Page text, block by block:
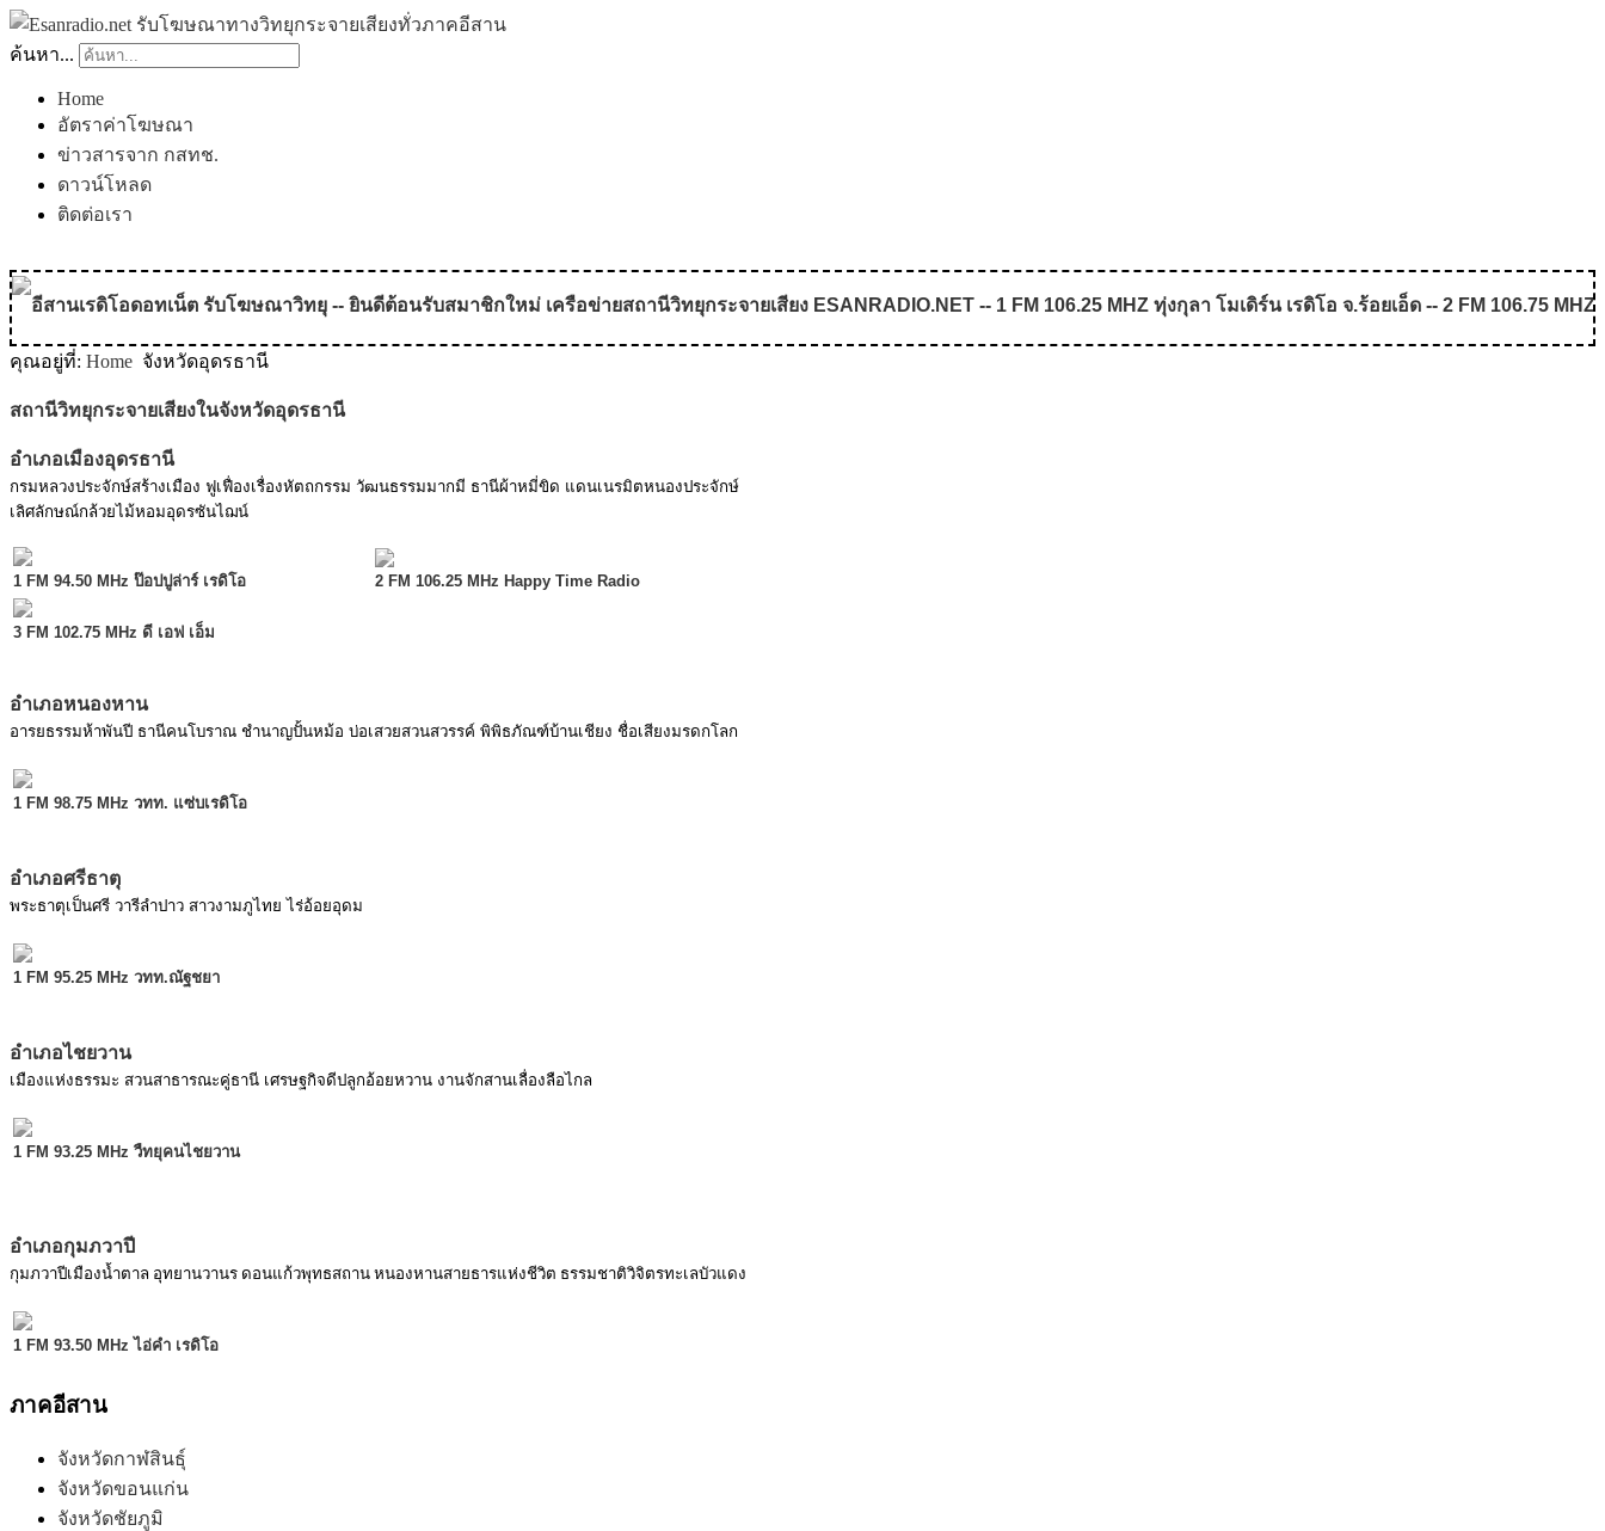
ค้นหา...
Home
อัตราค่าโฆษณา
ข่าวสารจาก กสทช.
ดาวน์โหลด
ติดต่อเรา
อีสานเรดิโอดอทเน็ต รับโฆษณาวิทยุ -- ยินดีต้อนรับสมาชิกใหม่ เครือข่ายสถานีวิทยุกระจายเสียง ESANRADIO.NET -- 1 FM 106.25 MHZ ทุ่งกุลา โมเดิร์น เรดิโอ จ.ร้อยเอ็ด -- 2 FM 106.75
MODULE SBAHJAOUI WEATHER
MODULE SBAHJAOUI YOUTUBE
MODULE SBAHJAOUI MEMORY GAME
MODULE SBAHJAOUI ACCORDION MENU
คุณอยู่ที่: Home จังหวัดอุดรธานี
สถานีวิทยุกระจายเสียงในจังหวัดอุดรธานี
อำเภอเมืองอุดรธานี
กรมหลวงประจักษ์สร้างเมือง ฟูเฟื่องเรื่องหัตถกรรม วัฒนธรรมมากมี ธานีผ้าหมี่ขิด แดนเนรมิตหนองประจักษ์
เลิศลักษณ์กล้วยไม้หอมอุดรซันไฌน์
1 FM 94.50 MHz ป๊อปปูล่าร์ เรดิโอ 2 FM 106.25 MHz Happy Time Radio
3 FM 102.75 MHz ดี เอฟ เอ็ม
อำเภอหนองหาน
อารยธรรมห้าพันปี ธานีคนโบราณ ชำนาญปั้นหม้อ บ่อเสวยสวนสวรรค์ พิพิธภัณฑ์บ้านเชียง ชื่อเสียงมรดกโลก
1 FM 98.75 MHz วทท. แซ่บเรดิโอ
อำเภอศรีธาตุ
พระธาตุเป็นศรี วารีลำปาว สาวงามภูไทย ไร่อ้อยอุดม
1 FM 95.25 MHz วทท.ณัฐชยา
อำเภอไชยวาน
เมืองแห่งธรรมะ สวนสาธารณะคู่ธานี เศรษฐกิจดีปลูกอ้อยหวาน งานจักสานเลื่องลือไกล
1 FM 93.25 MHz วืทยุคนไชยวาน
อำเภอกุมภวาปี
กุมภวาปีเมืองน้ำตาล อุทยานวานร ดอนแก้วพุทธสถาน หนองหานสายธารแห่งชีวิต ธรรมชาติวิจิตรทะเลบัวแดง
1 FM 93.50 MHz ไอ่คำ เรดิโอ
ภาคอีสาน
จังหวัดกาฬสินธุ์
จังหวัดขอนแก่น
จังหวัดชัยภูมิ